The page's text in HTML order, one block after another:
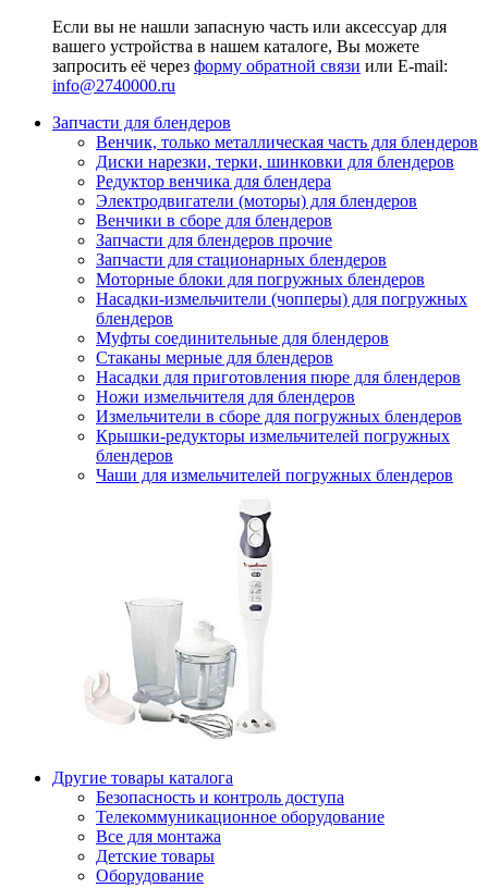
Если вы не нашли запасную часть или аксессуар для
вашего устройства в нашем каталоге, Вы можете
запросить её через форму обратной связи или E-mail:
info@2740000.ru
Запчасти для блендеров
Венчик, только металлическая часть для блендеров
Диски нарезки, терки, шинковки для блендеров
Редуктор венчика для блендера
Электродвигатели (моторы) для блендеров
Венчики в сборе для блендеров
Запчасти для блендеров прочие
Запчасти для стационарных блендеров
Моторные блоки для погружных блендеров
Насадки-измельчители (чопперы) для погружных
блендеров
Муфты соединительные для блендеров
Стаканы мерные для блендеров
Насадки для приготовления пюре для блендеров
Ножи измельчителя для блендеров
Измельчители в сборе для погружных блендеров
Крышки-редукторы измельчителей погружных
блендеров
Чаши для измельчителей погружных блендеров
Другие товары каталога
Безопасность и контроль доступа
Телекоммуникационное оборудование
Все для монтажа
Детские товары
Оборудование